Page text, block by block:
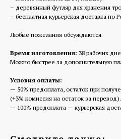
– деревянный футляр для хранения
– бесплатная курьерская доставка по
Любые пожелания обсуждаются.
Время изготовления: 38 рабочих
Можно быстрее за дополнительную
Условия оплаты:
— 50% предоплата, остаток при
(+3% комиссия на остаток за перевод).
— 100% предоплата — курьерская